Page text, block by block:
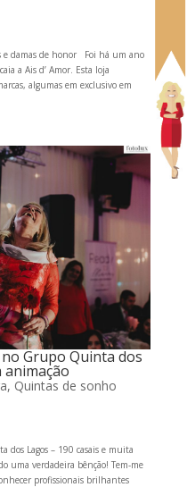
e damas de honor Foi há um ano
a Ais d’ Amor. Esta loja
algumas em exclusivo em
Grupo Quinta dos
animação
, Quintas de sonho
Lagos – 190 casais e muita
uma verdadeira bênção! Tem-me
profissionais brilhantes